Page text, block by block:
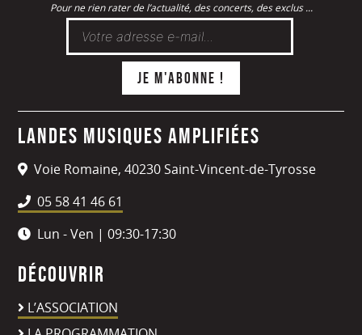
Pour ne rien rater de l’actualité, des concerts, des exclus ...
Landes Musiques Amplifiées
Voie Romaine, 40230 Saint-Vincent-de-Tyrosse
05 58 41 46 61
Lun - Ven | 09:30-17:30
Découvrir
L’ASSOCIATION